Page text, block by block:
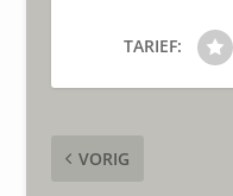
TARIEF:
VORIG